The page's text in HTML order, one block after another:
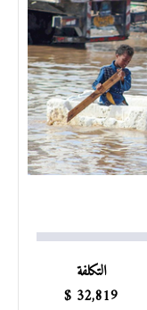
التكلفة
32,819
$